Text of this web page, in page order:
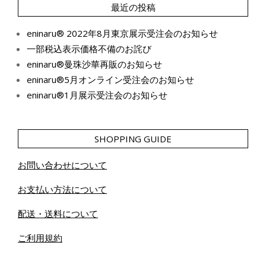
最近の投稿
eninaru® 2022年8月東京展示受注会のお知らせ
一部税込表示価格不備のお詫び
eninaru®曼珠沙華再販のお知らせ
eninaru®5月オンライン受注会のお知らせ
eninaru®1月展示受注会のお知らせ
SHOPPING GUIDE
お問い合わせについて
お支払い方法について
配送・送料について
ご利用規約